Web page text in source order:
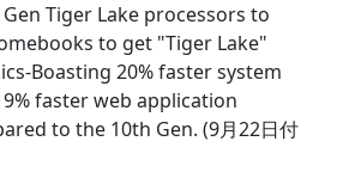
Tiger Lake processors to
to get "Tiger Lake"
Boasting 20% faster system
faster web application
to the 10th Gen. (9月22日付